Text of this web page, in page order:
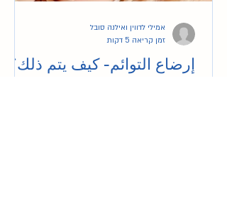
إرضاع التوائم- كيف يتم ذلك؟
אמילי לדווין ואילנה סובל
זמן קריאה 5 דקות